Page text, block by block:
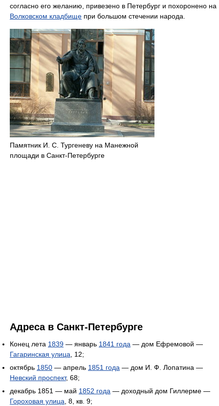
согласно его желанию, привезено в Петербург и похоронено на
Волковском кладбище при большом стечении народа.
Памятник И. С. Тургеневу на Манежной
площади в Санкт-Петербурге
Адреса в Санкт-Петербурге
Конец лета 1839 — январь 1841 года — дом Ефремовой —
Гагаринская улица , 12;
октябрь 1850 — апрель 1851 года — дом И. Ф. Лопатина —
Невский проспект, 68;
декабрь 1851 — май 1852 года — доходный дом Гиллерме —
Гороховая улица , 8, кв. 9;